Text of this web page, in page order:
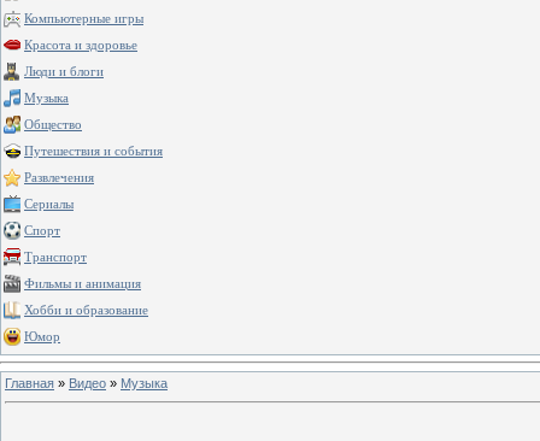
Компьютерные игры
Красота и здоровье
Люди и блоги
Музыка
Общество
Путешествия и события
Развлечения
Сериалы
Спорт
Транспорт
Фильмы и анимация
Хобби и образование
Юмор
Главная » Видео » Музыка